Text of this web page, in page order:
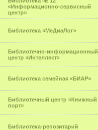
«Информационно-сервисный
центр»
Библиотека «МеДиаЛог»
Библиотечно-информационный
центр «Интеллект»
Библиотека семейная «БИАР»
Библиотечный центр «Книжный
порт»
Библиотека-репозитарий